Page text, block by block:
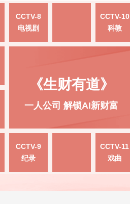
CCTV-8
电视剧
CCTV-10
科教
《生财有道》
一人公司 解锁AI新财富
CCTV-9
纪录
CCTV-11
戏曲